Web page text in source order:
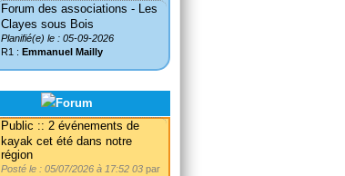
Forum des associations - Les
Clayes sous Bois
Planifié(e) le : 05-09-2026
R1 : Emmanuel Mailly
Public :: 2 événements de
kayak cet été dans notre
région
Posté le : 05/07/2026 à 17:52 03 par